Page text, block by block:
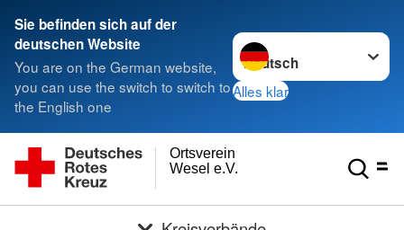
Sie befinden sich auf der
deutschen Website
You are on the German website,
you can use the switch to switch to
the English one
Sprache wechseln zu
Alles klar
Wesel e.V.
Ortsverein